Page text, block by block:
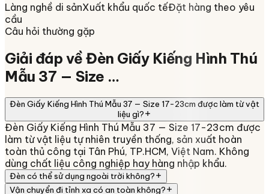
Làng nghề di sảnXuất khẩu quốc tếĐặt hàng theo yêu
cầu
Câu hỏi thường gặp
Giải đáp vềĐèn Giấy Kiếng Hình Thú
Mẫu 37 — Size …
Đèn Giấy Kiếng Hình Thú Mẫu 37 — Size 17-23cm được làm từ vật
liệu gì?
Đèn Giấy Kiếng Hình Thú Mẫu 37 — Size 17-23cm được
làm từ vật liệu tự nhiên truyền thống, sản xuất hoàn
toàn thủ công tại Tân Phú, TP.HCM, Việt Nam. Không
dùng chất liệu công nghiệp hay hàng nhập khẩu.
Đèn có thể sử dụng ngoài trời không?
Vận chuyển đi tỉnh xa có an toàn không?